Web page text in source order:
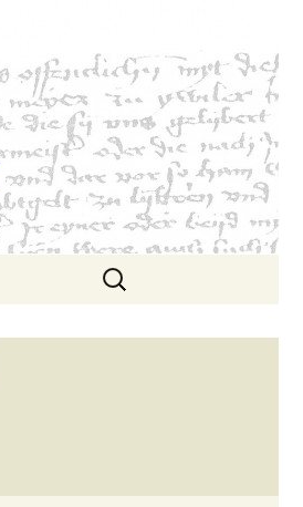
Suchen
nach: